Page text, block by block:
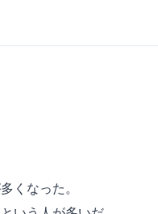
くなった。